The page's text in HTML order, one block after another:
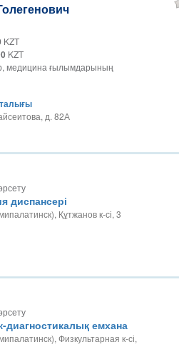
KZT
KZT
медицина ғылымдарының
д. 82А
диспансері
Құтжанов к-сі, 3
диагностикалық емхана
Физкультарная к-сі,